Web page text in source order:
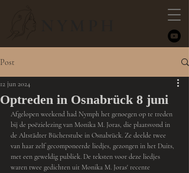
Post
Optreden in Osnabrück 8 juni
12 jun 2024
Afgelopen weekend had Nymph het genoegen op te treden
bij de poëzielezing van Monika M. Joras, die plaatsvond in
de Altstädter Bücherstube in Osnabrück. Ze deelde twee
van haar zelf gecomponeerde liedjes, gezongen in het Duits,
met een geweldig publiek. De teksten voor deze liedjes
waren twee gedichten uit Monika M. Joras' recente